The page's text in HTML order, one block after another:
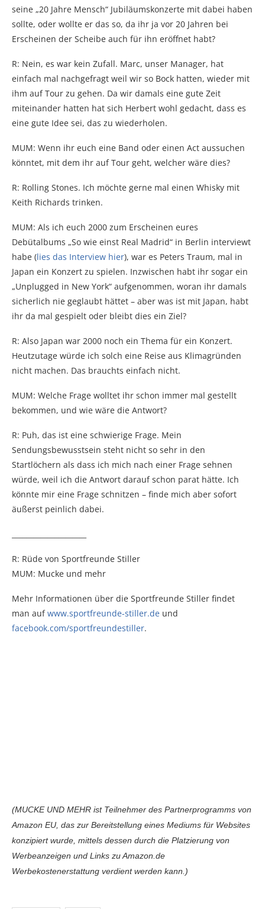
seine „20 Jahre Mensch“ Jubiläumskonzerte mit dabei haben
sollte, oder wollte er das so, da ihr ja vor 20 Jahren bei
Erscheinen der Scheibe auch für ihn eröffnet habt?
R: Nein, es war kein Zufall. Marc, unser Manager, hat
einfach mal nachgefragt weil wir so Bock hatten, wieder mit
ihm auf Tour zu gehen. Da wir damals eine gute Zeit
miteinander hatten hat sich Herbert wohl gedacht, dass es
eine gute Idee sei, das zu wiederholen.
MUM: Wenn ihr euch eine Band oder einen Act aussuchen
könntet, mit dem ihr auf Tour geht, welcher wäre dies?
R: Rolling Stones. Ich möchte gerne mal einen Whisky mit
Keith Richards trinken.
MUM: Als ich euch 2000 zum Erscheinen eures
Debütalbums „So wie einst Real Madrid“ in Berlin interviewt
habe (lies das Interview hier), war es Peters Traum, mal in
Japan ein Konzert zu spielen. Inzwischen habt ihr sogar ein
„Unplugged in New York“ aufgenommen, woran ihr damals
sicherlich nie geglaubt hättet – aber was ist mit Japan, habt
ihr da mal gespielt oder bleibt dies ein Ziel?
R: Also Japan war 2000 noch ein Thema für ein Konzert.
Heutzutage würde ich solch eine Reise aus Klimagründen
nicht machen. Das brauchts einfach nicht.
MUM: Welche Frage wolltet ihr schon immer mal gestellt
bekommen, und wie wäre die Antwort?
R: Puh, das ist eine schwierige Frage. Mein
Sendungsbewusstsein steht nicht so sehr in den
Startlöchern als dass ich mich nach einer Frage sehnen
würde, weil ich die Antwort darauf schon parat hätte. Ich
könnte mir eine Frage schnitzen – finde mich aber sofort
äußerst peinlich dabei.
R: Rüde von Sportfreunde Stiller
MUM: Mucke und mehr
Mehr Informationen über die Sportfreunde Stiller findet
man aufwww.sportfreunde-stiller.de und
facebook.com/sportfreundestiller.
(MUCKE UND MEHR ist Teilnehmer des Partnerprogramms von
Amazon EU, das zur Bereitstellung eines Mediums für Websites
konzipiert wurde, mittels dessen durch die Platzierung von
Werbeanzeigen und Links zu Amazon.de
Werbekostenerstattung verdient werden kann.)